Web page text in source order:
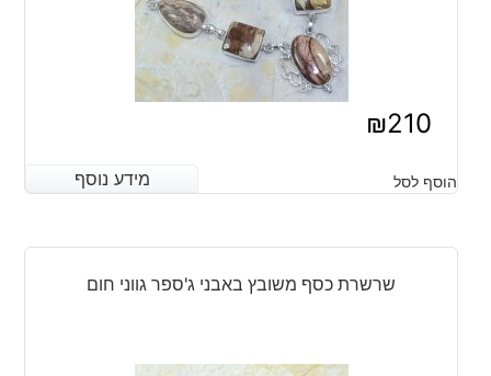
₪210
מידע נוסף הוסף לסל מידע נוסף
שרשרת כסף משובץ באבני ג'ספר גווני חום